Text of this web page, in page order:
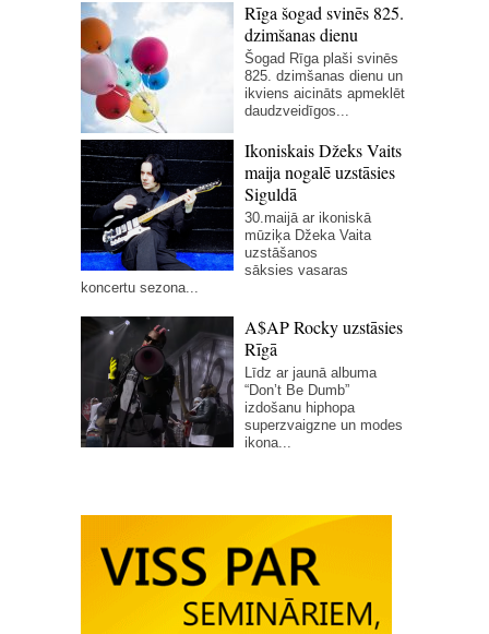
Rīga šogad svinēs 825.
dzimšanas dienu
Šogad Rīga plaši svinēs
825. dzimšanas dienu un
ikviens aicināts apmeklēt
daudzveidīgos...
Ikoniskais Džeks Vaits
maija nogalē uzstāsies
Siguldā
30.maijā ar ikoniskā
mūziķa Džeka Vaita
uzstāšanos
sāksies vasaras
koncertu sezona...
A$AP Rocky uzstāsies
Rīgā
Līdz ar jaunā albuma
“Don’t Be Dumb”
izdošanu hiphopa
superzvaigzne un modes
ikona...